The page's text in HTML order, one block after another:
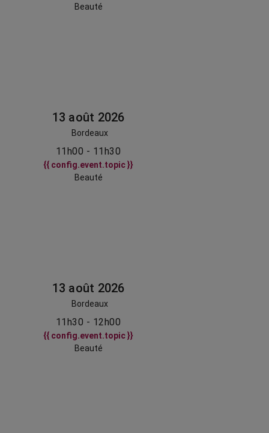
Beauté
13 août 2026
Bordeaux
11h00 - 11h30
{{ config.event.topic }}
Beauté
13 août 2026
Bordeaux
11h30 - 12h00
{{ config.event.topic }}
Beauté